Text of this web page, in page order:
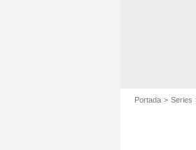
Portada Series